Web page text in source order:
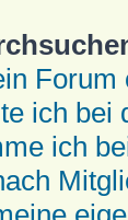
ich bei
ich